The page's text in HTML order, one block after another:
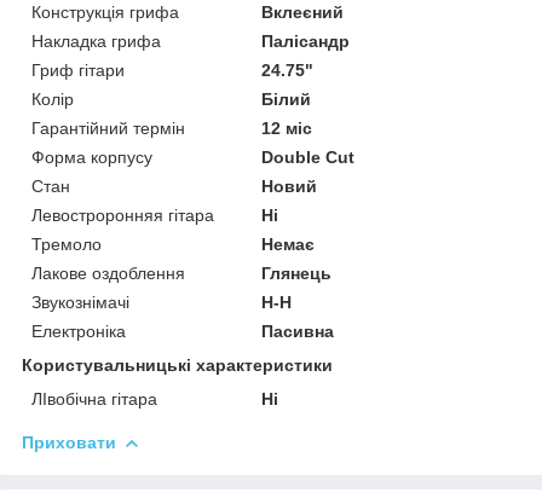
Конструкція грифа
Вклеєний
Накладка грифа
Палісандр
Гриф гітари
24.75"
Колір
Білий
Гарантійний термін
12 міс
Форма корпусу
Double Cut
Стан
Новий
Левостроронняя гітара
Ні
Тремоло
Немає
Лакове оздоблення
Глянець
Звукознімачі
H-H
Електроніка
Пасивна
Користувальницькі характеристики
ЛІвобічна гітара
Ні
Приховати